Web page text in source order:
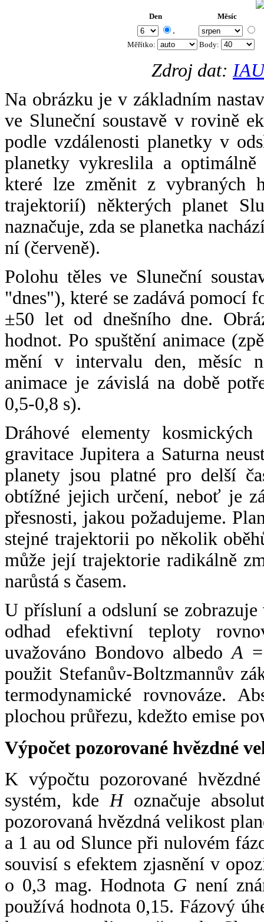
Den Měsíc
.
Měřítko: Body:
Zdroj dat:
Na obrázku je v základním
ve Sluneční soustavě v rovině
podle vzdálenosti planetky v
planetky vykreslila a
které lze změnit z vybraných
trajektorií) některých planet
naznačuje, zda se planetka
ní (červeně).
Polohu těles ve Sluneční
"dnes"), které se zadává pomocí
±50 let od dnešního dne.
hodnot. Po spuštění animace
mění v intervalu den, měsíc
animace je závislá na době
0,5-0,8 s).
Dráhové elementy
gravitace Jupitera a Saturna
planety jsou platné pro delší
obtížné jejich určení, neboť je
přesnosti, jakou požadujeme.
stejné trajektorii po několik
může její trajektorie radikálně
narůstá s časem.
U přísluní a odsluní se
odhad efektivní teploty
uvažováno Bondovo albedoA
použit Stefanův-Boltzmannův
termodynamické rovnováze.
plochou průřezu, kdežto emise
Výpočet pozorované hvězdné
K výpočtu pozorované
systém, kde Hoznačuje
pozorovaná hvězdná velikost
a 1 au od Slunce při nulovém
souvisí s efektem zjasnění v
o 0,3 mag. Hodnota G není
používá hodnota 0,15. Fázový